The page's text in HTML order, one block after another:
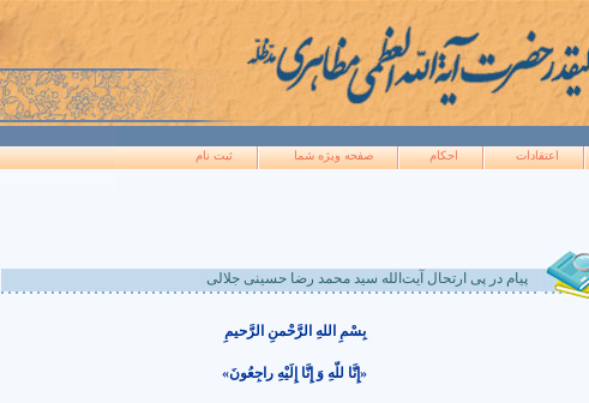
اعتقادات احکام صفحه ويژه شما ثبت نام
پيام در پى ارتحال آيت‌الله سيد محمد رضا حسينى جلالى
بِسْمِ اللهِ الرَّحْمنِ الرَّحيمِ
«إِنَّا للّهِ وَ إِنَّا إِلَيْهِ راجِعُونَ»